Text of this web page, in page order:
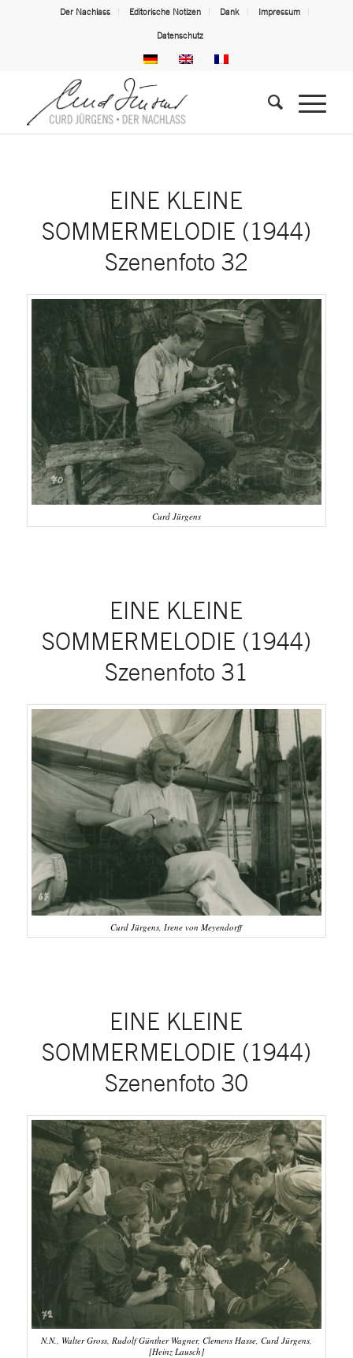
Der Nachlass Editorische Notizen Dank Impressum
Datenschutz
EINE KLEINE
SOMMERMELODIE (1944)
Szenenfoto 32
Curd Jürgens
EINE KLEINE
SOMMERMELODIE (1944)
Szenenfoto 31
Curd Jürgens, Irene von Meyendorff
EINE KLEINE
SOMMERMELODIE (1944)
Szenenfoto 30
N.N., Walter Gross, Rudolf Günther Wagner, Clemens Hasse, Curd Jürgens,
[Heinz Lausch]